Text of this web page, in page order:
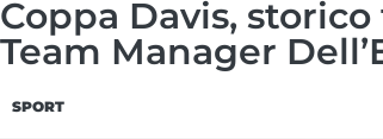
Coppa Davis,
Team Manager
SPORT